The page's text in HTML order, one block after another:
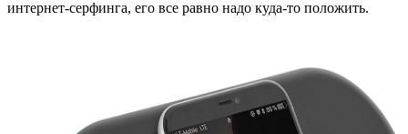
интернет-серфинга, его все равно надо куда-то положить.